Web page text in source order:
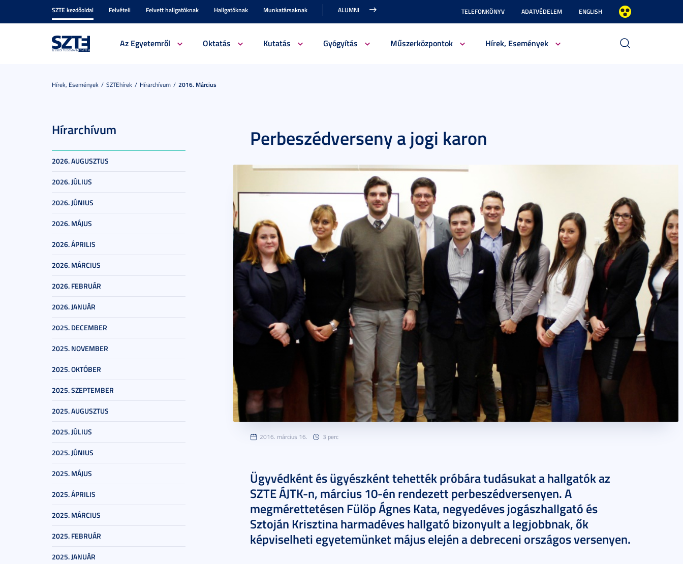
SZTE kezdőoldal Felvételi Felvett hallgatóknak Hallgatóknak Munkatársaknak ALUMNI TELEFONKÖNYV ADATVÉDELEM ENGLISH
Az Egyetemről Oktatás Kutatás Gyógyítás Műszerközpontok Hírek, Események
Hírek, Események SZTEhírek Hírarchívum 2016. Március
Hírarchívum
2026. AUGUSZTUS
2026. JÚLIUS
2026. JÚNIUS
2026. MÁJUS
2026. ÁPRILIS
2026. MÁRCIUS
2026. FEBRUÁR
2026. JANUÁR
2025. DECEMBER
2025. NOVEMBER
2025. OKTÓBER
2025. SZEPTEMBER
2025. AUGUSZTUS
2025. JÚLIUS
2025. JÚNIUS
2025. MÁJUS
2025. ÁPRILIS
2025. MÁRCIUS
2025. FEBRUÁR
2025. JANUÁR
Perbeszédverseny a jogi karon
2016. március 16. 3 perc
Ügyvédként és ügyészként tehették próbára tudásukat a hallgatók az
SZTE ÁJTK-n, március 10-én rendezett perbeszédversenyen. A
megmérettetésen Fülöp Ágnes Kata, negyedéves jogászhallgató és
Sztoján Krisztina harmadéves hallgató bizonyult a legjobbnak, ők
képviselheti egyetemünket május elején a debreceni országos versenyen.